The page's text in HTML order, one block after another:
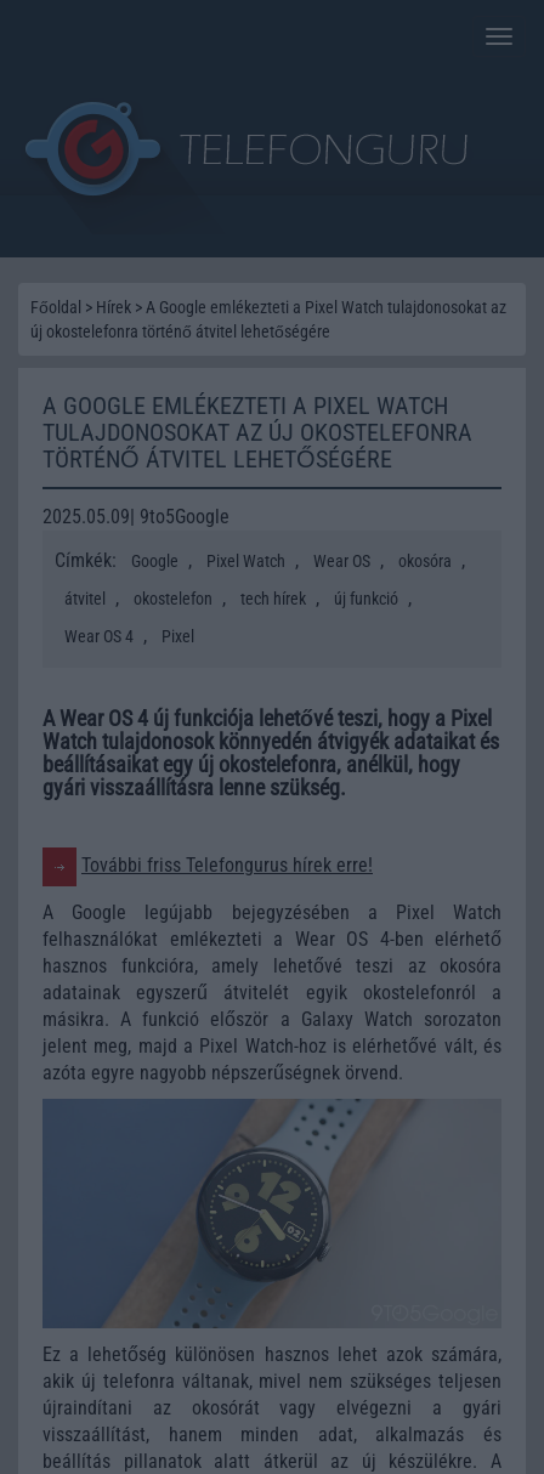
Toggle
Főoldal > Hírek > A Google emlékezteti a Pixel Watch tulajdonosokat az
új okostelefonra történő átvitel lehetőségére
A GOOGLE EMLÉKEZTETI A PIXEL WATCH
TULAJDONOSOKAT AZ ÚJ OKOSTELEFONRA
TÖRTÉNŐ ÁTVITEL LEHETŐSÉGÉRE
2025.05.09| 9to5Google
Címkék:
Google , Pixel Watch , Wear OS , okosóra ,
átvitel , okostelefon , tech hírek , új funkció ,
Wear OS 4 , Pixel
A Wear OS 4 új funkciója lehetővé teszi, hogy a Pixel
Watch tulajdonosok könnyedén átvigyék adataikat és
beállításaikat egy új okostelefonra, anélkül, hogy
gyári visszaállításra lenne szükség.
További friss Telefongurus hírek erre!
A Google legújabb bejegyzésében a Pixel Watch
felhasználókat emlékezteti a Wear OS 4-ben elérhető
hasznos funkcióra, amely lehetővé teszi az okosóra
adatainak egyszerű átvitelét egyik okostelefonról a
másikra. A funkció először a Galaxy Watch sorozaton
jelent meg, majd a Pixel Watch-hoz is elérhetővé vált, és
azóta egyre nagyobb népszerűségnek örvend.
Ez a lehetőség különösen hasznos lehet azok számára,
akik új telefonra váltanak, mivel nem szükséges teljesen
újraindítani az okosórát vagy elvégezni a gyári
visszaállítást, hanem minden adat, alkalmazás és
beállítás pillanatok alatt átkerül az új készülékre. A